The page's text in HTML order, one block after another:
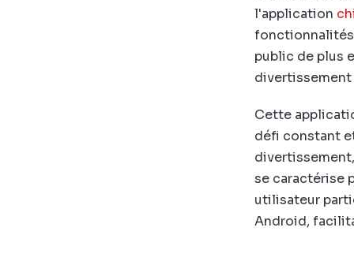
l'application
fonctionnalités
public de plus
Cette
défi constant
se caractérise
utilisateur
Android,